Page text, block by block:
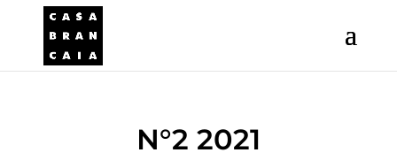
N°2 2021